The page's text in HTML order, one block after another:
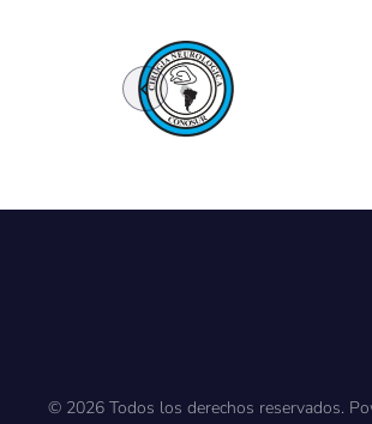
© 2026 Todos los derechos reservados.